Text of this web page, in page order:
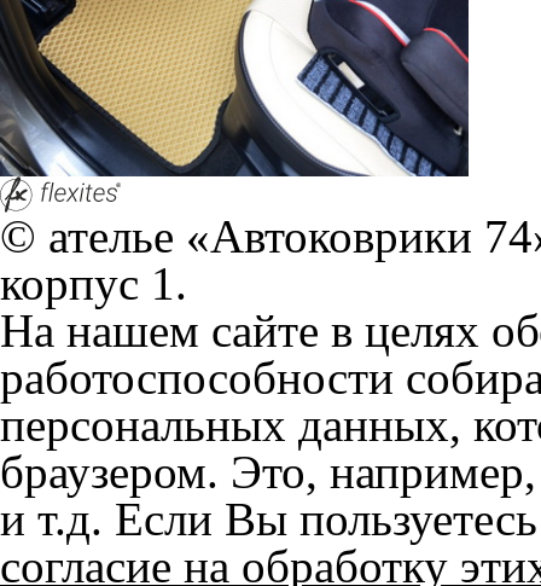
© ателье «Автоковрики
корпус 1.
На нашем сайте в целях
работоспособности
персональных данных,
браузером. Это,
и т.д. Если Вы
согласие на обработку
Положении по обработке
+7 (351) 277 91 67